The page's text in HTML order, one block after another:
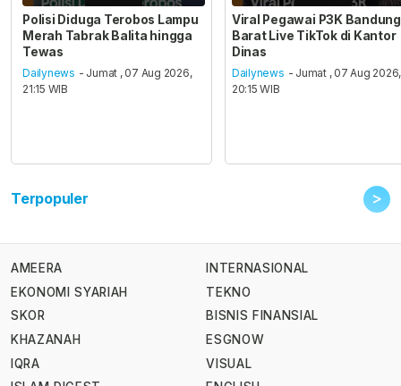
Polisi Diduga Terobos Lampu
Merah Tabrak Balita hingga
Tewas
Dailynews - Jumat , 07 Aug 2026,
21:15 WIB
Viral Pegawai P3K Bandung
Barat Live TikTok di Kantor
Dinas
Dailynews - Jumat , 07 Aug 2026,
20:15 WIB
Terpopuler >
AMEERA
EKONOMI SYARIAH
SKOR
KHAZANAH
IQRA
INTERNASIONAL
TEKNO
BISNIS FINANSIAL
ESGNOW
VISUAL